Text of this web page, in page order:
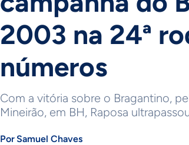
2003 na 24ª
números
Com a vitória sobre o Bragantino,
Mineirão, em BH, Raposa
Por Samuel Chaves